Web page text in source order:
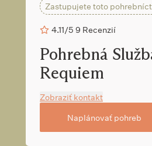
Zastupujete toto
4.11/5 9 Recenzií
Pohrebná
Requiem
Zobraziť kontakt
Naplánovať pohreb